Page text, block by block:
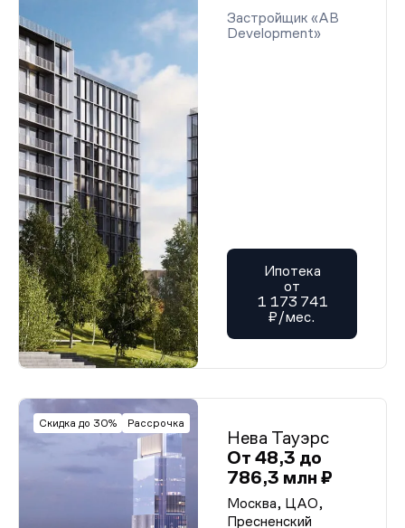
Застройщик «AB
Development»
Ипотека
от
1 173 741
₽/мес.
Скидка до 30% Рассрочка
Нева Тауэрс
От 48,3 до
786,3 млн ₽
Москва, ЦАО,
Пресненский